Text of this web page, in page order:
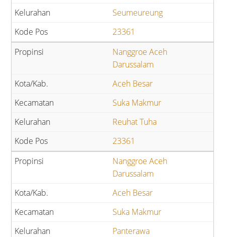
Seumeureung
23361
Nanggroe Aceh
Darussalam
Aceh Besar
Suka Makmur
Reuhat Tuha
23361
Nanggroe Aceh
Darussalam
Aceh Besar
Suka Makmur
Panterawa